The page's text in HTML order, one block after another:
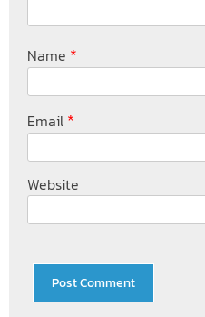
Name *
Email *
Website